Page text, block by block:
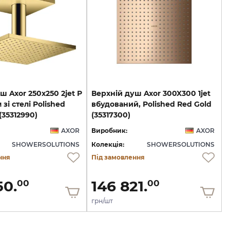
Axor 250х250 2jet P
стелі Polished
AXOR
SHOWERSOLUTIONS
00
Верхній душ Axor 300X300 1jet
вбудований, Polished Red Gold
(35317300)
Виробник:
AXOR
Колекція:
SHOWERSOLUTIONS
Під замовлення
146 821.00
грн/шт